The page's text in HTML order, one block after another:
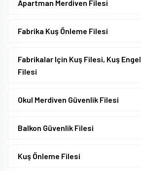
Apartman Merdiven Filesi
Fabrika Kuş Önleme Filesi
Fabrikalar Için Kuş Filesi, Kuş
Filesi
Okul Merdiven Güvenlik Filesi
Balkon Güvenlik Filesi
Kuş Önleme Filesi